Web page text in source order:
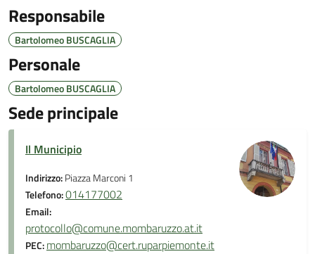
Responsabile
Bartolomeo BUSCAGLIA
Personale
Bartolomeo BUSCAGLIA
Sede principale
Il Municipio
Indirizzo:Piazza Marconi 1
Telefono:014177002
Email:
protocollo@comune.mombaruzzo.at.it
PEC:mombaruzzo@cert.ruparpiemonte.it